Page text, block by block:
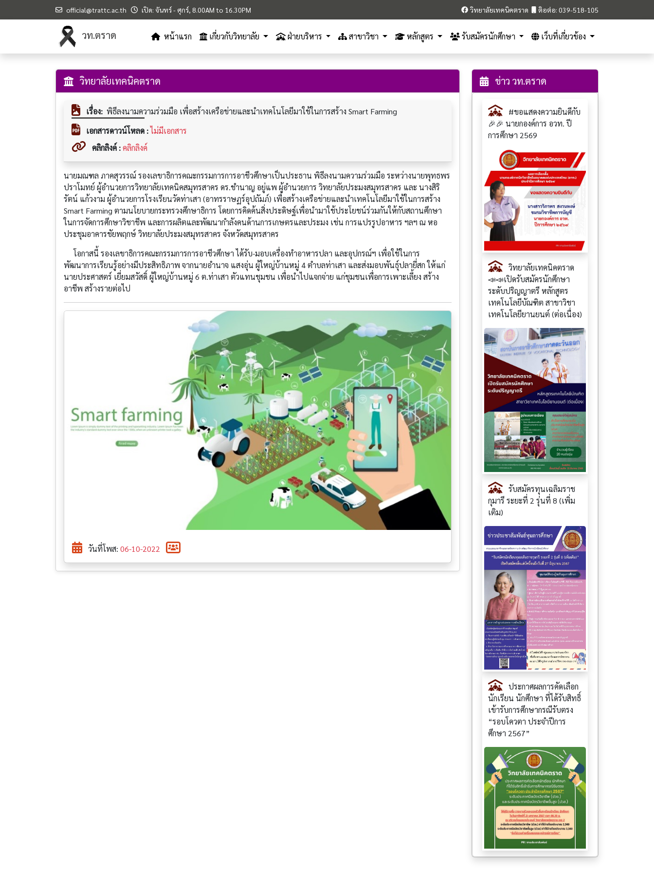
official@trattc.ac.th เปิด: จันทร์ - ศุกร์, 8.00AM to 16.30PM วิทยาลัยเทคนิคตราด ติอต่อ: 039-518-105
วท.ตราด หน้าแรก เกี่ยวกับวิทยาลัย ฝ่ายบริหาร สาขาวิชา หลักสูตร รับสมัครนักศึกษา เว็บที่เกี่ยวข้อง
วิทยาลัยเทคนิคตราด
เรื่อง: พิธีลงนามความร่วมมือ เพื่อสร้างเครือข่ายและนำเทคโนโลยีมาใช้ในการสร้าง Smart Farming
เอกสารดาวน์โหลด :ไม่มีเอกสาร
คลิกลิงค์ :คลิกลิงค์
นายมณฑล ภาคสุวรรณ์ รองเลขาธิการคณะกรรมการการอาชีวศึกษาเป็นประธาน พิธีลงนามความร่วมมือ ระหว่างนายพุทธพร
ปราโมทย์ ผู้อำนวยการวิทยาลัยเทคนิคสมุทรสาคร ดร.ชำนาญ อยู่แพ ผู้อำนวยการ วิทยาลัยประมงสมุทรสาคร และ นางสิริ
รัตน์ แก้วงาม ผู้อำนวยการโรงเรียนวัดท่าเสา (อาทรราษฏร์อุปถัมภ์) เพื่อสร้างเครือข่ายและนำเทคโนโลยีมาใช้ในการสร้าง
Smart Farming ตามนโยบายกระทรวงศึกษาธิการ โดยการคิดค้นสิ่งประดิษฐ์เพื่อนำมาใช้ประโยชน์ร่วมกันให้กับสถานศึกษา
ในการจัดการศึกษาวิชาชีพ และการผลิตและพัฒนากำลังคนด้านการเกษตรและประมง เช่น การแปรรูปอาหาร ฯลฯ ณ หอ
ประชุมอาคารชัยพฤกษ์ วิทยาลัยประมงสมุทรสาคร จังหวัดสมุทรสาคร
โอกาสนี้ รองเลขาธิการคณะกรรมการการอาชีวศึกษา ได้รับ-มอบเครื่องทำอาหารปลา และอุปกรณ์ฯ เพื่อใช้ในการ
พัฒนาการเรียนรู้อย่างมีประสิทธิภาพ จากนายอำนาจ แสงอุ่น ผู้ใหญ่บ้านหมู่ 4 ตำบลท่าเสา และส่งมอบพันธุ์ปลายี่สก ให้แก่
นายประศาสตร์ เยี่ยมสวัสดิ์ ผู้ใหญ่บ้านหมู่ 6 ต.ท่าเสา ตัวแทนชุมชน เพื่อนำไปแจกจ่าย แก่ชุมชนเพื่อการเพาะเลี้ยง สร้าง
อาชีพ สร้างรายต่อไป
วันที่โพส: 06-10-2022
ข่าว วท.ตราด
#ขอแสดงความยินดีกับ
🎉🎉 นายกองค์การ อวท. ปี
การศึกษา 2569
วิทยาลัยเทคนิคตราด
📣📣เปิดรับสมัครนักศึกษา
ระดับปริญญาตรี หลักสูตร
เทคโนโลยีบัณฑิต สาขาวิชา
เทคโนโลยียานยนต์ (ต่อเนื่อง)
รับสมัครทุนเฉลิมราช
กุมารี ระยะที่ 2 รุ่นที่ 8 (เพิ่ม
เติม)
ประกาศผลการคัดเลือก
นักเรียน นักศึกษา ที่ได้รับสิทธิ์
เข้ารับการศึกษากรณีรับตรง
“รอบโควตา ประจำปีการ
ศึกษา 2567”